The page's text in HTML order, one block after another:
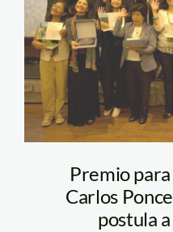
carlos-
Premio
Carlos
postula
Foto: Jaime Tranca